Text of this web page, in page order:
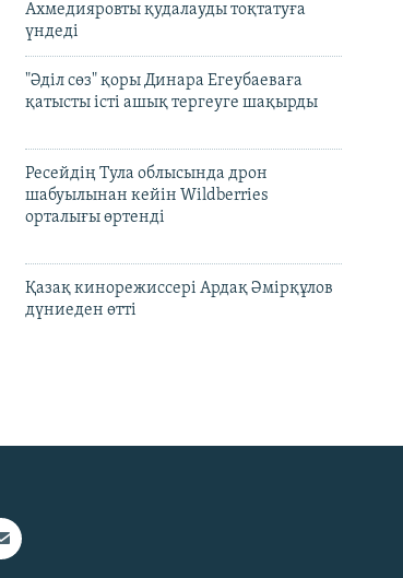
Ахмедияровты қудалауды тоқтатуға
үндеді
"Әділ сөз" қоры Динара Егеубаеваға
қатысты істі ашық тергеуге шақырды
Ресейдің Тула облысында дрон
шабуылынан кейін Wildberries
орталығы өртенді
Қазақ кинорежиссері Ардақ Әмірқұлов
дүниеден өтті